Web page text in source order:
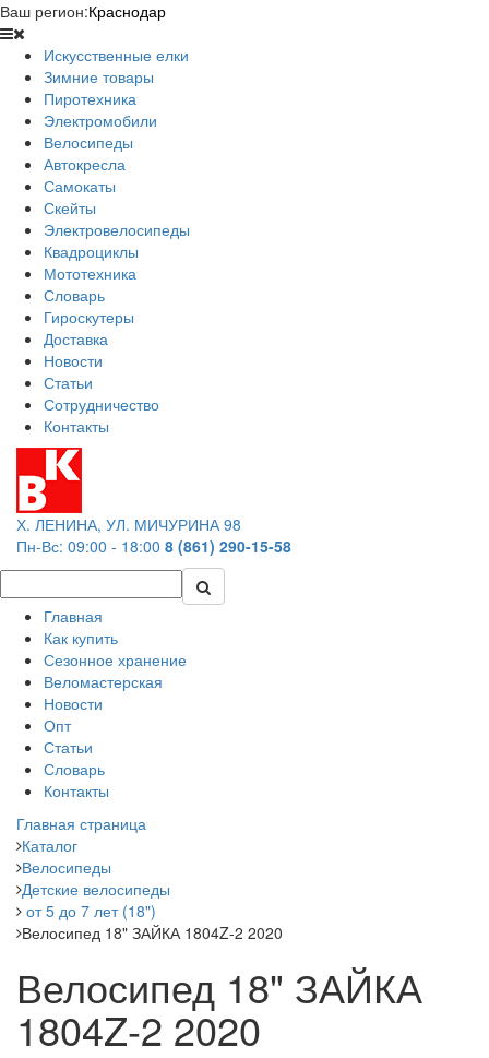
Ваш регион:Краснодар
Искусственные елки
Зимние товары
Пиротехника
Электромобили
Велосипеды
Автокресла
Самокаты
Скейты
Электровелосипеды
Квадроциклы
Мототехника
Словарь
Гироскутеры
Доставка
Новости
Статьи
Сотрудничество
Контакты
Х. ЛЕНИНА, УЛ. МИЧУРИНА 98
Пн-Вс: 09:00 - 18:00 8 (861) 290-15-58
Главная
Как купить
Сезонное хранение
Веломастерская
Новости
Опт
Статьи
Словарь
Контакты
Главная страница
Каталог
Велосипеды
Детские велосипеды
от 5 до 7 лет (18")
Велосипед 18" ЗАЙКА 1804Z-2 2020
Велосипед 18" ЗАЙКА
1804Z-2 2020